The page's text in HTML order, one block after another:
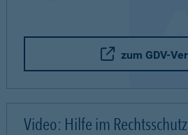
zum GDV-
Video: Hilfe im